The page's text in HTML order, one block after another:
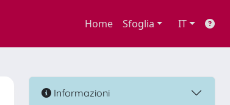
Home Sfoglia IT
Informazioni